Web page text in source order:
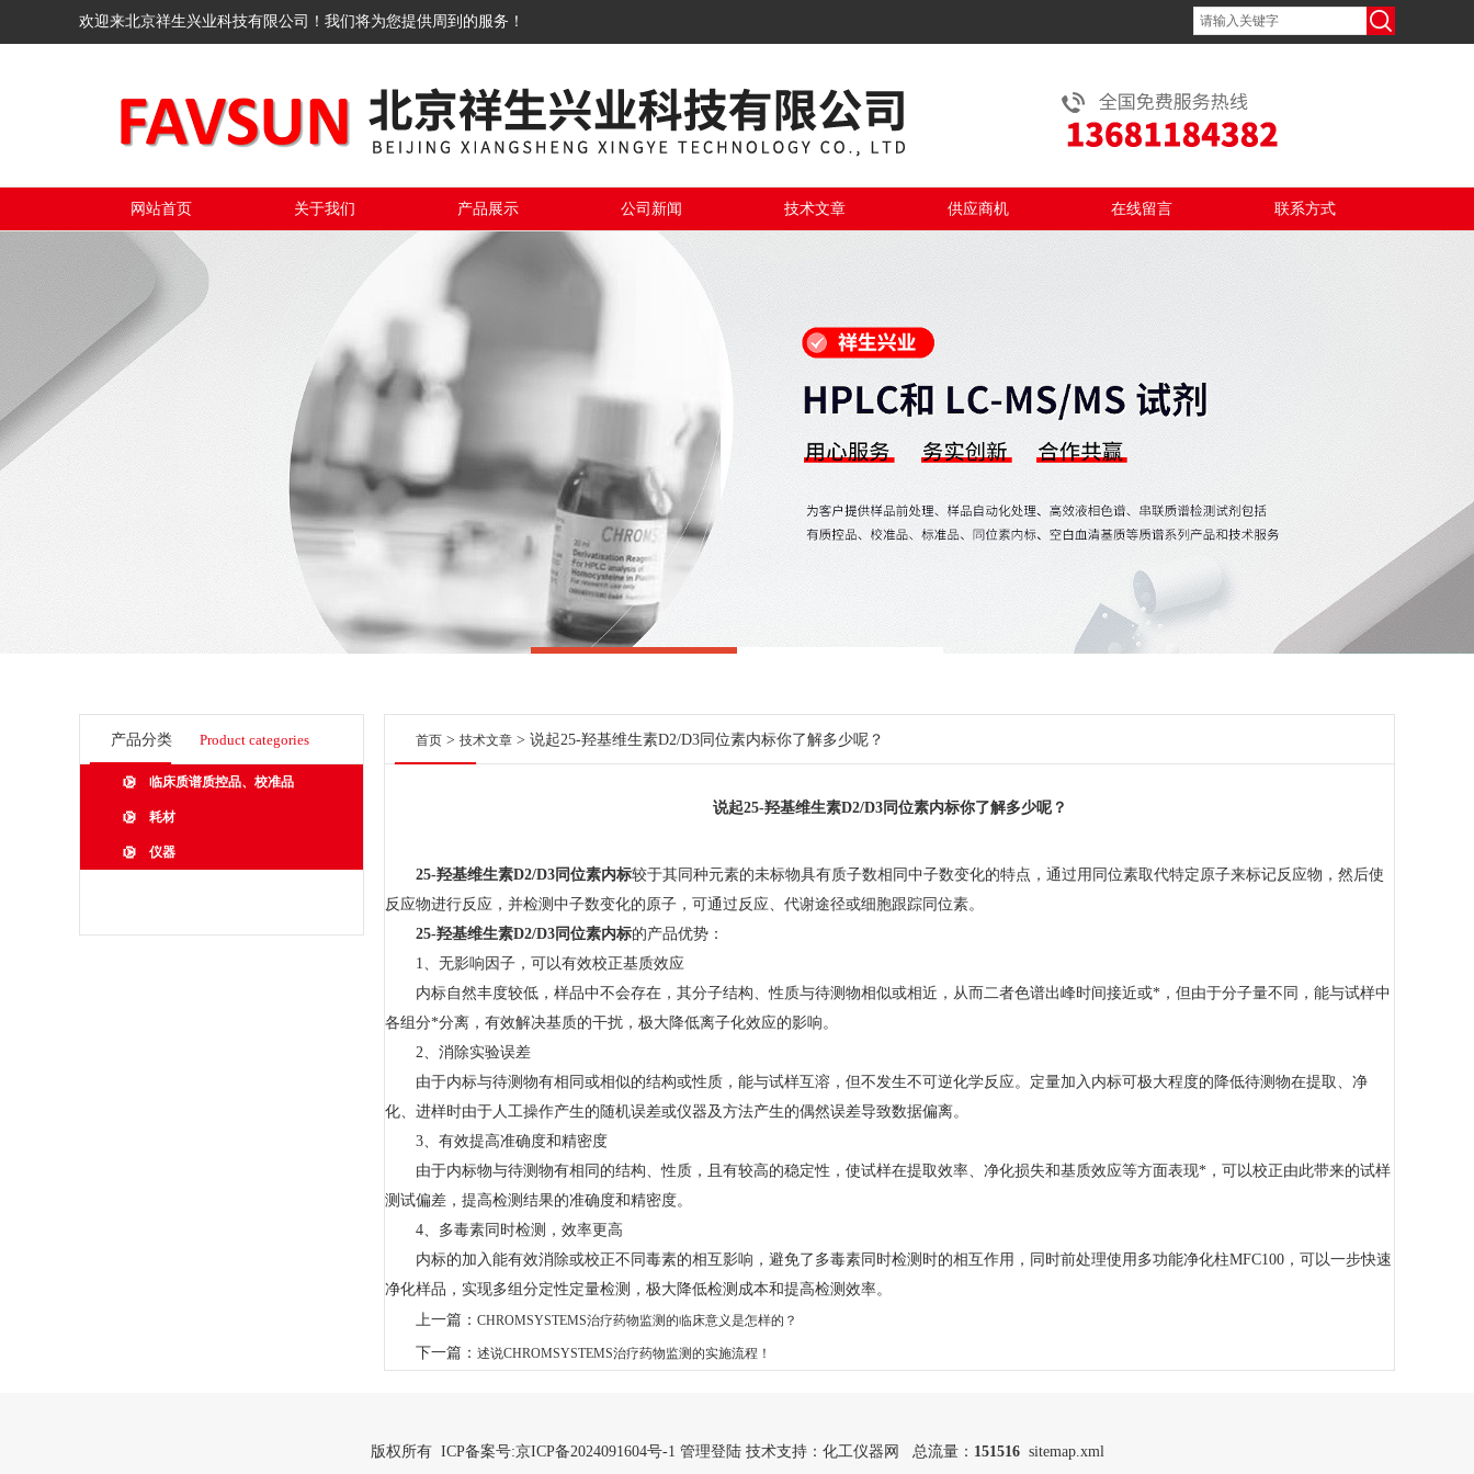
欢迎来北京祥生兴业科技有限公司！我们将为您提供周到的服务！
网站首页 关于我们 产品展示 公司新闻 技术文章 供应商机 在线留言 联系方式
产品分类 Product categories
临床质谱质控品、校准品
耗材
仪器
首页 > 技术文章 > 说起25-羟基维生素D2/D3同位素内标你了解多少呢？
说起25-羟基维生素D2/D3同位素内标你了解多少呢？
25-羟基维生素D2/D3同位素内标较于其同种元素的未标物具有质子数相同中子数变化的特点，通过用同位素取代特定原子来标记反应物，然后使
反应物进行反应，并检测中子数变化的原子，可通过反应、代谢途径或细胞跟踪同位素。
25-羟基维生素D2/D3同位素内标的产品优势：
1、无影响因子，可以有效校正基质效应
内标自然丰度较低，样品中不会存在，其分子结构、性质与待测物相似或相近，从而二者色谱出峰时间接近或*，但由于分子量不同，能与试样中
各组分*分离，有效解决基质的干扰，极大降低离子化效应的影响。
2、消除实验误差
由于内标与待测物有相同或相似的结构或性质，能与试样互溶，但不发生不可逆化学反应。定量加入内标可极大程度的降低待测物在提取、净
化、进样时由于人工操作产生的随机误差或仪器及方法产生的偶然误差导致数据偏离。
3、有效提高准确度和精密度
由于内标物与待测物有相同的结构、性质，且有较高的稳定性，使试样在提取效率、净化损失和基质效应等方面表现*，可以校正由此带来的试样
测试偏差，提高检测结果的准确度和精密度。
4、多毒素同时检测，效率更高
内标的加入能有效消除或校正不同毒素的相互影响，避免了多毒素同时检测时的相互作用，同时前处理使用多功能净化柱MFC100，可以一步快速
净化样品，实现多组分定性定量检测，极大降低检测成本和提高检测效率。
上一篇： CHROMSYSTEMS治疗药物监测的临床意义是怎样的？
下一篇： 述说CHROMSYSTEMS治疗药物监测的实施流程！
版权所有 ICP备案号:京ICP备2024091604号-1 管理登陆技术支持： 化工仪器网 总流量： 151516 sitemap.xml